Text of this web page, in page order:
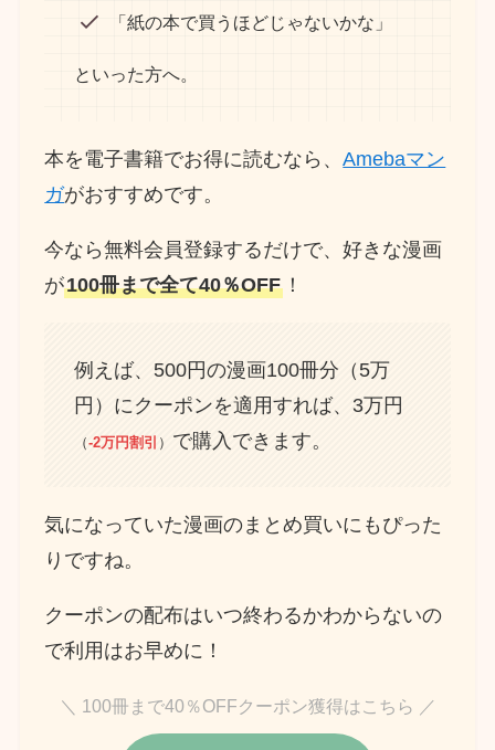
「紙の本で買うほどじゃないかな」
といった方へ。
本を電子書籍でお得に読むなら、Amebaマン
ガがおすすめです。
今なら無料会員登録するだけで、好きな漫画
が100冊まで全て40％OFF ！
例えば、500円の漫画100冊分（5万
円）にクーポンを適用すれば、3万円
（-2万円割引 ） で購入できます。
気になっていた漫画のまとめ買いにもぴった
りですね。
クーポンの配布はいつ終わるかわからないの
で利用はお早めに！
＼ 100冊まで40％OFFクーポン獲得はこちら ／